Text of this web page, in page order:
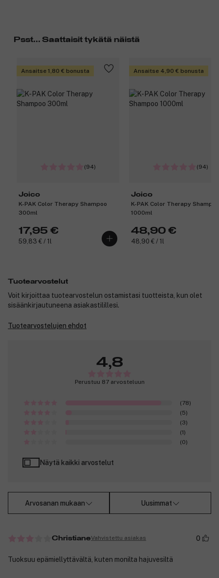
Psst... Saattaisit tykätä näistä
Ansaitse 1,80 € bonusta
(94)
Joico
K-PAK Color Therapy Shampoo
300ml
17,95 €
59,83 € / 1l
Ansaitse 4,90 € bonusta
(94)
Joico
K-PAK Color Therapy Shampoo
1000ml
48,90 €
48,90 € / 1l
Tuotearvostelut
Voit kirjoittaa tuotearvostelun ostamistasi tuotteista, kun olet
sisäänkirjautuneena asiakastilillesi.
Tuotearvostelujen ehdot
4,8
Perustuu 87 arvosteluun
(78)
(5)
(3)
(1)
(0)
Näytä kaikki arvostelut
Arvosanan mukaan Uusimmat
ChristianeVahvistettu asiakas 0
Tuoksuu epämiellyttävältä, kuten monilta hajuvesiltä